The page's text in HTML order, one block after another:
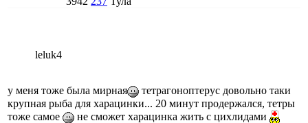
leluk4
у меня тоже была мирная
тетрагоноптерус довольно таки
крупная рыба для харацинки... 20 минут продержался, тетры
тоже самое
не сможет харацинка жить с цихлидами